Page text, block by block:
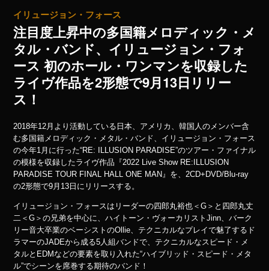
イリュージョン・フォース
注目度上昇中の多国籍メロディック・メ
タル・バンド、イリュージョン・フォ
ース 初のホール・ワンマンを収録した
ライヴ作品を2形態で9月13日リリー
ス！
2018年12月より活動している日本、アメリカ、韓国人のメンバー含
む多国籍メロディック・メタル・バンド、イリュージョン・フォース
の今年1月に行った“RE: ILLUSION PARADISE”のツアー・ファイナル
の模様を収録したライヴ作品『2022 Live Show RE:ILLUSION
PARADISE TOUR FINAL HALL ONE MAN』を、2CD+DVD/Blu-ray
の2形態で9月13日にリリースする。
イリュージョン・フォースはリーダーの四郎丸裕也＜G＞と四郎丸丈
二＜G＞の兄弟を中心に、ハイトーン・ヴォーカリストJinn、バーク
リー音大卒業のベーシストのOllie、テクニカルなプレイで魅了するド
ラマーのJADEから成る5人組バンドで、テクニカルなスピード・メ
タルとEDMなどの要素を取り入れた“ハイブリッド・スピード・メタ
ル”でシーンを席巻する期待のバンド！